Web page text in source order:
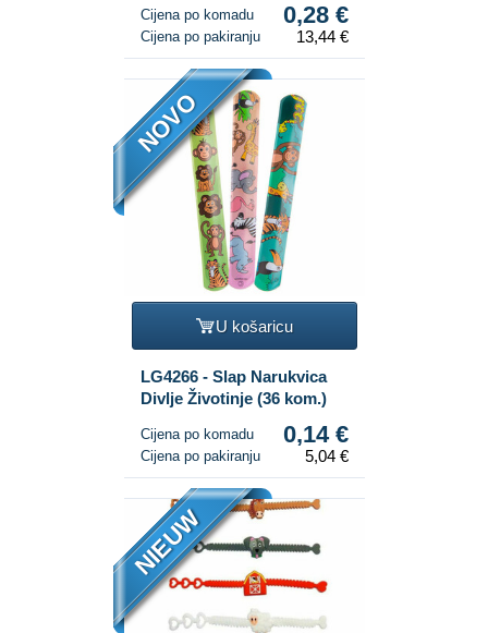
Cijena po komadu 0,28 €
Cijena po pakiranju 13,44 €
NOVO
U košaricu
LG4266 - Slap Narukvica
Divlje Životinje (36 kom.)
Cijena po komadu 0,14 €
Cijena po pakiranju 5,04 €
NIEUW